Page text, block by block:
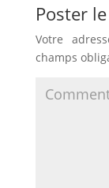
Poster
Votre
champs